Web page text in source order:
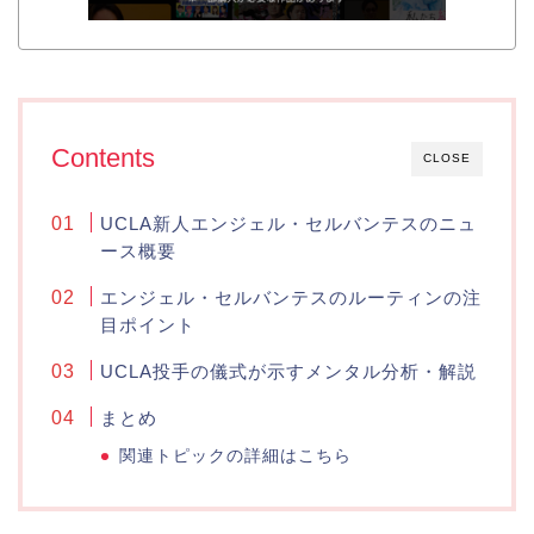
CLOSE
Contents
UCLA新人エンジェル・セルバンテスのニュ
ース概要
エンジェル・セルバンテスのルーティンの注
目ポイント
UCLA投手の儀式が示すメンタル分析・解説
まとめ
関連トピックの詳細はこちら